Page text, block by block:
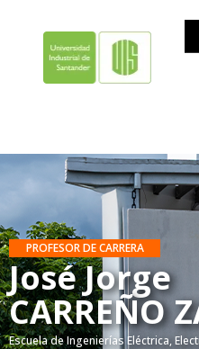
PROFESOR DE CARRERA
José Jorge
CARREÑO
Escuela de Ingenierías Eléctrica,